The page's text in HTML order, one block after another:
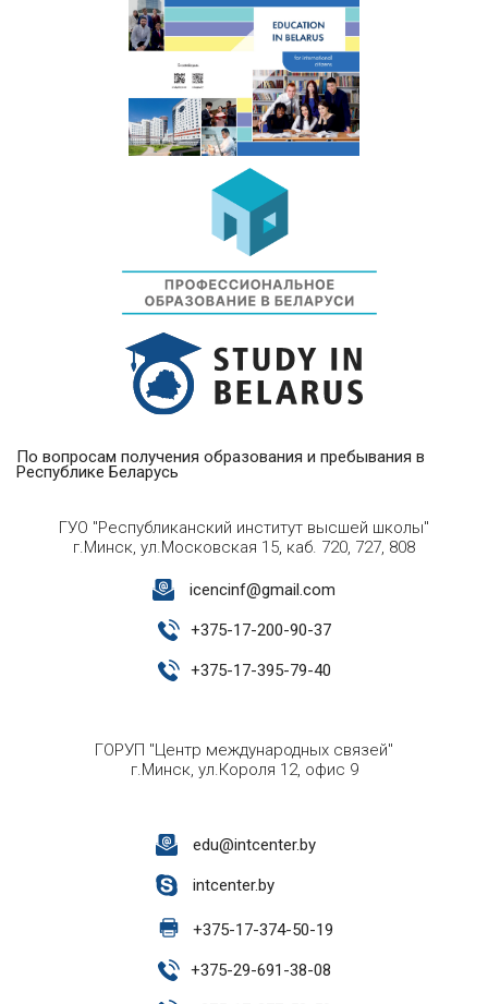
По вопросам получения образования и пребывания в
Республике Беларусь
ГУО "Республиканский институт высшей школы"
г.Минск, ул.Московская 15, каб. 720, 727, 808
icencinf@gmail.com
+375-17-200-90-37
+375-17-395-79-40
ГОРУП "Центр международных связей"
г.Минск, ул.Короля 12, офис 9
edu@intcenter.by
intcenter.by
+375-17-374-50-19
+375-29-691-38-08